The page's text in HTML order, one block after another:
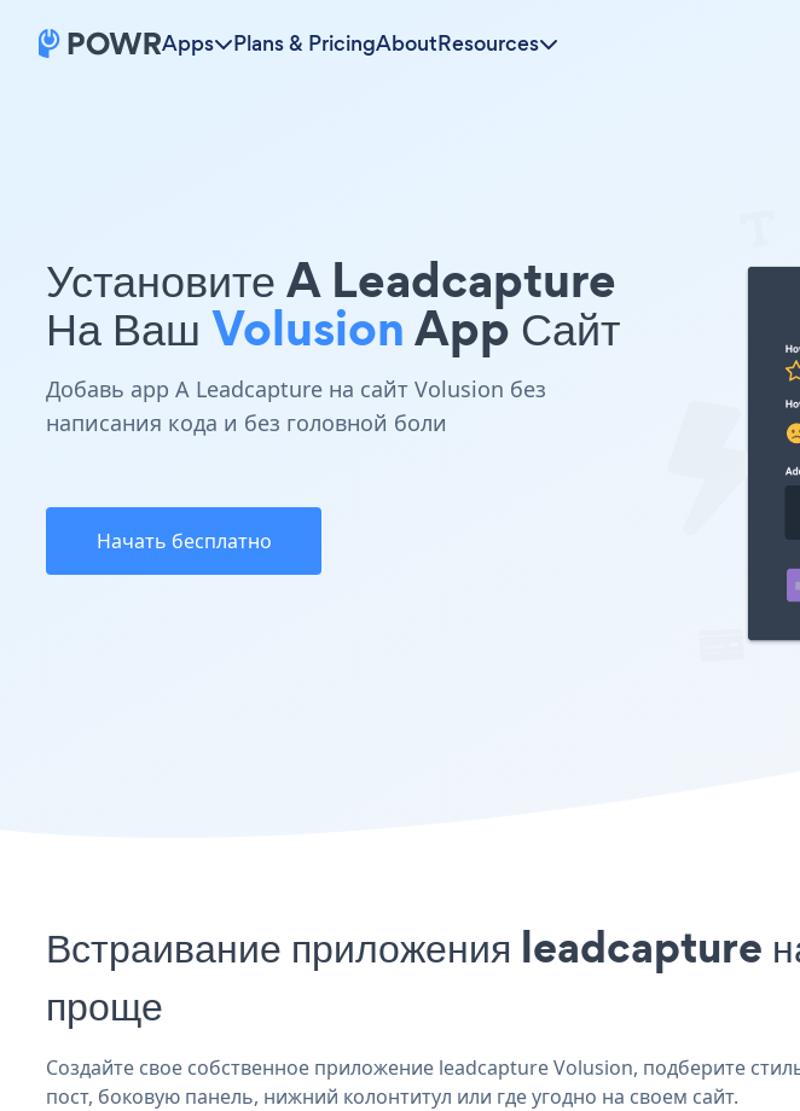
Apps Plans & PricingAboutResources
Установите A Leadcapture
На ВашVolusionApp Сайт
Добавь app A Leadcapture на сайт Volusion без
написания кода и без головной боли
Начать бесплатно
Встраивание приложения leadcapture
проще
Создайте свое собственное приложение leadcapture Volusion, подберите
пост, боковую панель, нижний колонтитул или где угодно на своем сайт.